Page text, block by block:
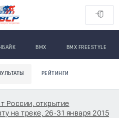
BMX BMX FREESTYLE
РЕЙТИНГИ
России, открытие
на треке, 26-31 января 2015